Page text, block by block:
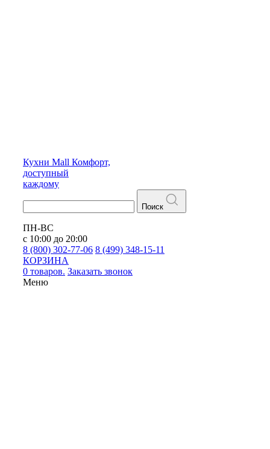
Кухни Mall Комфорт,
доступный
каждому
Поиск
ПН-ВС
с 10:00 до 20:00
8 (800) 302-77-06 8 (499) 348-15-11
КОРЗИНА
0 товаров. Заказать звонок
Меню